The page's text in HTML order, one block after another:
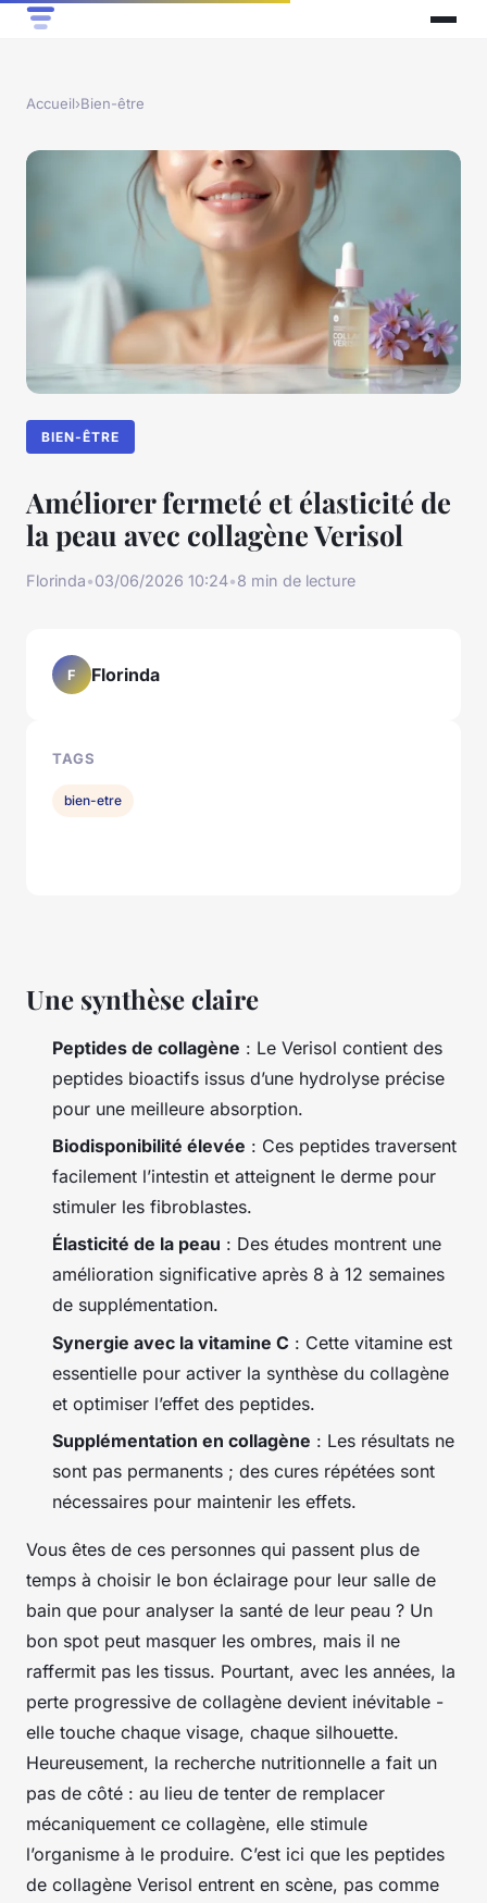
Accueil›Bien-être
BIEN-ÊTRE
Améliorer fermeté et élasticité de
la peau avec collagène Verisol
Florinda•03/06/2026 10:24•8 min de lecture
Une synthèse claire
Peptides de collagène : Le Verisol contient des
peptides bioactifs issus d’une hydrolyse précise
pour une meilleure absorption.
Biodisponibilité élevée : Ces peptides traversent
facilement l’intestin et atteignent le derme pour
stimuler les fibroblastes.
Élasticité de la peau : Des études montrent une
amélioration significative après 8 à 12 semaines
de supplémentation.
Synergie avec la vitamine C : Cette vitamine est
essentielle pour activer la synthèse du collagène
et optimiser l’effet des peptides.
Supplémentation en collagène : Les résultats ne
sont pas permanents ; des cures répétées sont
nécessaires pour maintenir les effets.
Vous êtes de ces personnes qui passent plus de
temps à choisir le bon éclairage pour leur salle de
bain que pour analyser la santé de leur peau ? Un
bon spot peut masquer les ombres, mais il ne
raffermit pas les tissus. Pourtant, avec les années, la
perte progressive de collagène devient inévitable -
elle touche chaque visage, chaque silhouette.
Heureusement, la recherche nutritionnelle a fait un
pas de côté : au lieu de tenter de remplacer
mécaniquement ce collagène, elle stimule
l’organisme à le produire. C’est ici que les peptides
de collagène Verisol entrent en scène, pas comme
F Florinda
TAGS
bien-etre